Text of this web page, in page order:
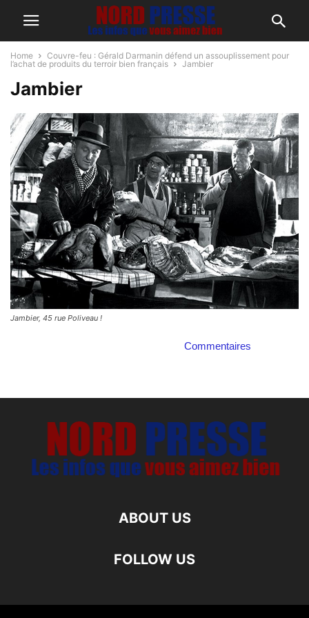
Home
Couvre-feu : Gérald Darmanin défend un assouplissement pour
l’achat de produits du terroir bien français
Jambier
Jambier
Jambier, 45 rue Poliveau !
Commentaires
ABOUT US
FOLLOW US